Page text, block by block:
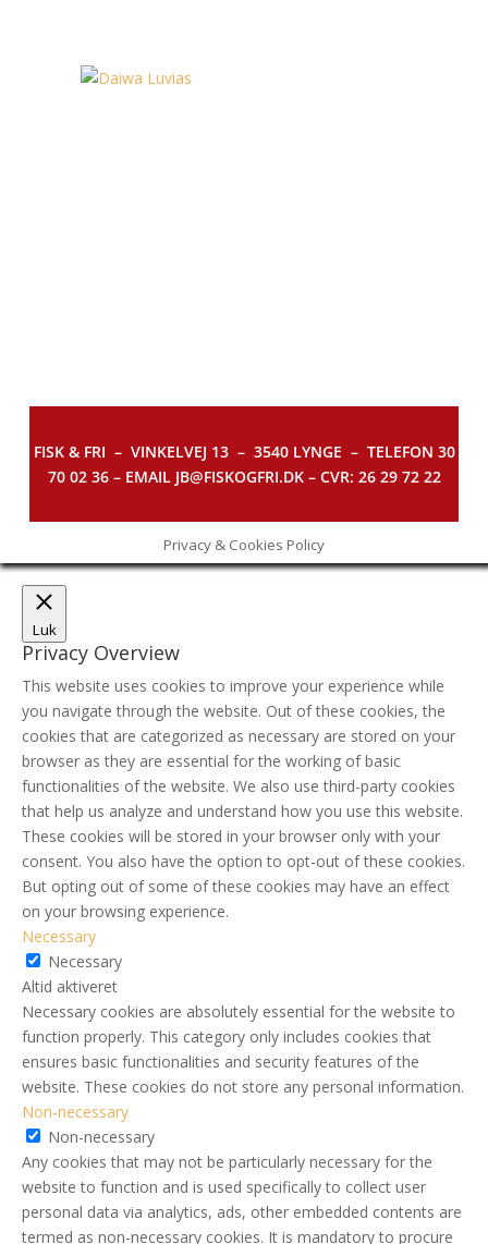
FISK & FRI – VINKELVEJ 13 – 3540 LYNGE – TELEFON 30
70 02 36 – EMAIL JB@FISKOGFRI.DK – CVR: 26 29 72 22
Privacy & Cookies Policy
Luk
Privacy Overview
This website uses cookies to improve your experience while
you navigate through the website. Out of these cookies, the
cookies that are categorized as necessary are stored on your
browser as they are essential for the working of basic
functionalities of the website. We also use third-party cookies
that help us analyze and understand how you use this website.
These cookies will be stored in your browser only with your
consent. You also have the option to opt-out of these cookies.
But opting out of some of these cookies may have an effect
on your browsing experience.
Necessary
Necessary
Altid aktiveret
Necessary cookies are absolutely essential for the website to
function properly. This category only includes cookies that
ensures basic functionalities and security features of the
website. These cookies do not store any personal information.
Non-necessary
Non-necessary
Any cookies that may not be particularly necessary for the
website to function and is used specifically to collect user
personal data via analytics, ads, other embedded contents are
termed as non-necessary cookies. It is mandatory to procure